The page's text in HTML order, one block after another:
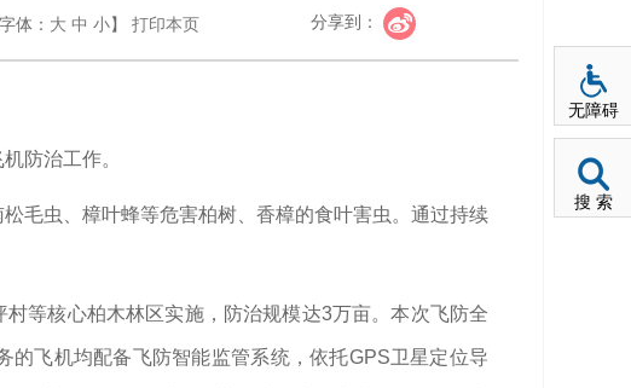
字体： 大 中 小】 打印本页 分享到：
防治工作。
毛虫、樟叶蜂等危害柏树、香樟的食叶害虫。通过持续
等核心柏木林区实施，防治规模达3万亩。本次飞防全
飞机均配备飞防智能监管系统，依托GPS卫星定位导
无障碍
搜 索